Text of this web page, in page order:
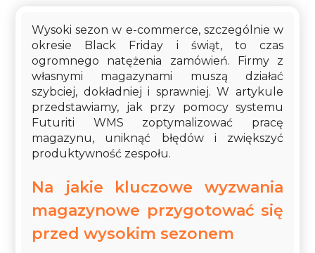
Wysoki sezon w e-commerce, szczególnie w
okresie Black Friday i świąt, to czas
ogromnego natężenia zamówień. Firmy z
własnymi magazynami muszą działać
szybciej, dokładniej i sprawniej. W artykule
przedstawiamy, jak przy pomocy systemu
Futuriti WMS zoptymalizować pracę
magazynu, uniknąć błędów i zwiększyć
produktywność zespołu.
Na jakie kluczowe wyzwania
magazynowe przygotować się
przed wysokim sezonem